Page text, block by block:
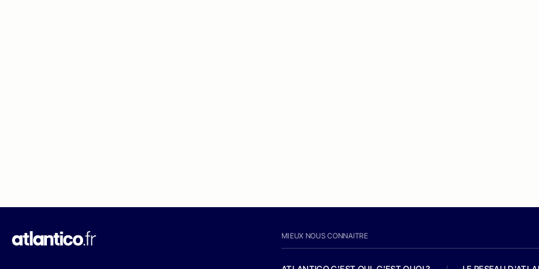
MIEUX NOUS CONNAITRE